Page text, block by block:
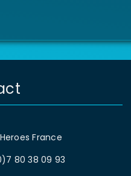
France
80 38 09 93